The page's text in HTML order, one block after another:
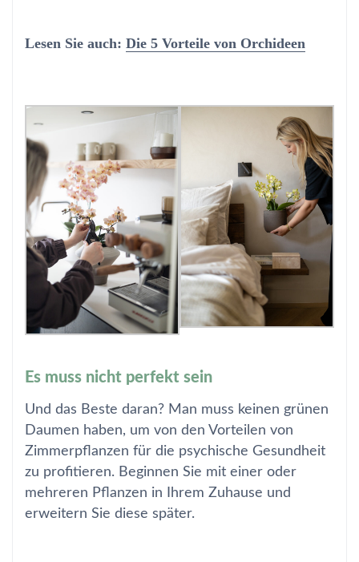
Lesen Sie auch: Die 5 Vorteile von Orchideen
Es muss nicht perfekt sein
Und das Beste daran? Man muss keinen grünen
Daumen haben, um von den Vorteilen von
Zimmerpflanzen für die psychische Gesundheit
zu profitieren. Beginnen Sie mit einer oder
mehreren Pflanzen in Ihrem Zuhause und
erweitern Sie diese später.